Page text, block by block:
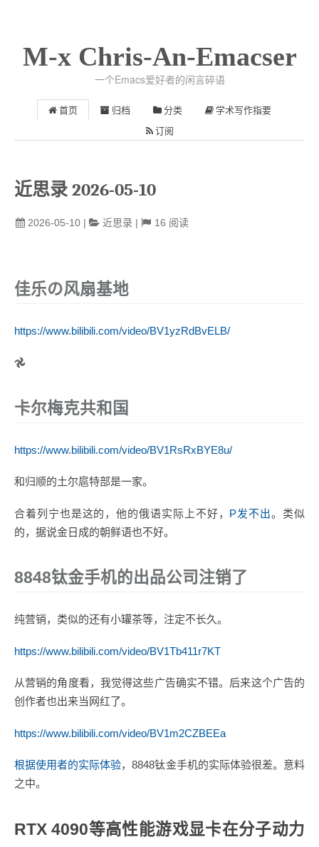
M-x Chris-An-Emacser
一个Emacs爱好者的闲言碎语
首页 归档 分类 学术写作指要
订阅
近思录 2026-05-10
2026-05-10 | 近思录 | 16 阅读
佳乐の风扇基地
https://www.bilibili.com/video/BV1yzRdBvELB/
𖣘
卡尔梅克共和国
https://www.bilibili.com/video/BV1RsRxBYE8u/
和归顺的土尔扈特部是一家。
合着列宁也是这的，他的俄语实际上不好， Р发不出。类似
的，据说金日成的朝鲜语也不好。
8848钛金手机的出品公司注销了
纯营销，类似的还有小罐茶等，注定不长久。
https://www.bilibili.com/video/BV1Tb411r7KT
从营销的角度看，我觉得这些广告确实不错。后来这个广告的
创作者也出来当网红了。
https://www.bilibili.com/video/BV1m2CZBEEa
根据使用者的实际体验，8848钛金手机的实际体验很差。意料
之中。
RTX 4090等高性能游戏显卡在分子动力